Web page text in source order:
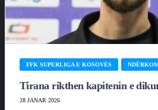
FFK SUPERLIGA E KOSOVËS
Tirana rikthen kapitenin e
28 JANAR 2026